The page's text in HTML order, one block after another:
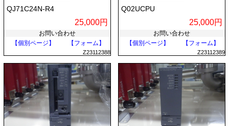
QJ71C24N-R4
25,000円
お問い合わせ
【個別ページ】
【フォーム】
Z23112388
Q02UCPU
25,000円
お問い合わせ
【個別ページ】
【フォーム】
Z23112389